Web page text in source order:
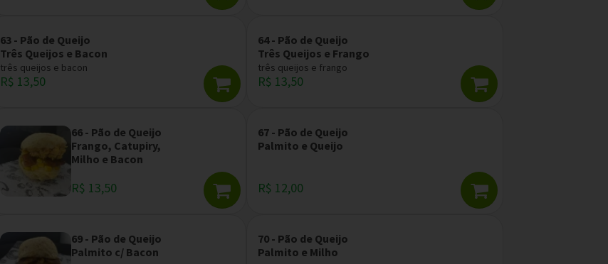
63 - Pão de Queijo
Três Queijos e Bacon
três queijos e bacon
R$ 13,50
64 - Pão de Queijo
Três Queijos e Frango
três queijos e frango
R$ 13,50
66 - Pão de Queijo
Frango, Catupiry,
Milho e Bacon
R$ 13,50
67 - Pão de Queijo
Palmito e Queijo
R$ 12,00
69 - Pão de Queijo
Palmito c/ Bacon
70 - Pão de Queijo
Palmito e Milho